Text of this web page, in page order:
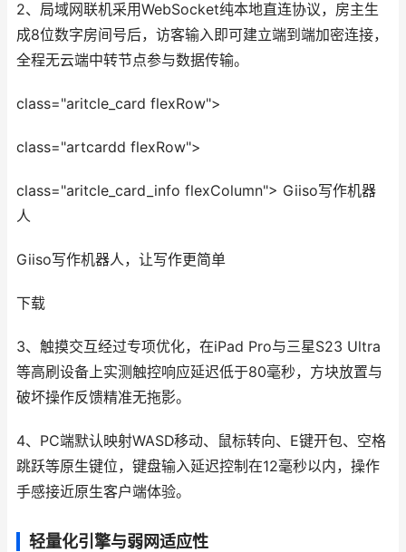
2、局域网联机采用WebSocket纯本地直连协议，房主生
成8位数字房间号后，访客输入即可建立端到端加密连接，
全程无云端中转节点参与数据传输。
class="aritcle_card flexRow">
class="artcardd flexRow">
class="aritcle_card_info flexColumn"> Giiso写作机器
人
Giiso写作机器人，让写作更简单
下载
3、触摸交互经过专项优化，在iPad Pro与三星S23 Ultra
等高刷设备上实测触控响应延迟低于80毫秒，方块放置与
破坏操作反馈精准无拖影。
4、PC端默认映射WASD移动、鼠标转向、E键开包、空格
跳跃等原生键位，键盘输入延迟控制在12毫秒以内，操作
手感接近原生客户端体验。
轻量化引擎与弱网适应性